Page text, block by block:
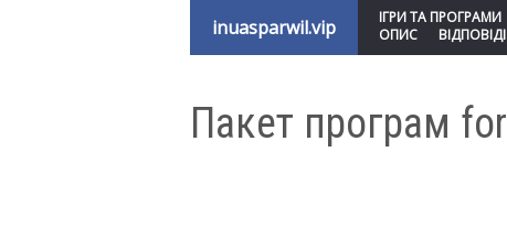
inuasparwil.vip ІГРИ ТА ПРОГРАМИ
ОПИС
Пакет програм